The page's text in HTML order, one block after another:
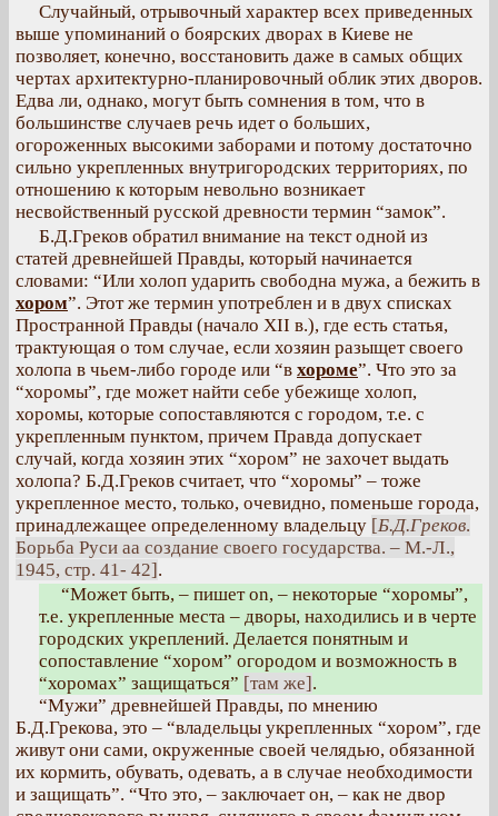
Случайный, отрывочный характер всех приведенных
выше упоминаний о боярских дворах в Киеве не
позволяет, конечно, восстановить даже в самых общих
чертах архитектурно-планировочный облик этих дворов.
Едва ли, однако, могут быть сомнения в том, что в
большинстве случаев речь идет о больших,
огороженных высокими заборами и потому достаточно
сильно укрепленных внутригородских территориях, по
отношению к которым невольно возникает
несвойственный русской древности термин “замок”.
Б.Д.Греков обратил внимание на текст одной из
статей древнейшей Правды, который начинается
словами: “Или холоп ударить свободна мужа, а бежить в
хором”. Этот же термин употреблен и в двух списках
Пространной Правды (начало XII в.), где есть статья,
трактующая о том случае, если хозяин разыщет своего
холопа в чьем-либо городе или “в хороме”. Что это за
“хоромы”, где может найти себе убежище холоп,
хоромы, которые сопоставляются с городом, т.е. с
укрепленным пунктом, причем Правда допускает
случай, когда хозяин этих “хором” не захочет выдать
холопа? Б.Д.Греков считает, что “хоромы” – тоже
укрепленное место, только, очевидно, поменьше города,
принадлежащее определенному владельцу [Б.Д.Греков.
Борьба Руси аа создание своего государства. – М.-Л.,
1945, стр. 41- 42].
“Может быть, – пишет on, – некоторые “хоромы”,
т.е. укрепленные места – дворы, находились и в черте
городских укреплений. Делается понятным и
сопоставление “хором” огородом и возможность в
“хоромах” защищаться” [там же].
“Мужи” древнейшей Правды, по мнению
Б.Д.Грекова, это – “владельцы укрепленных “хором”, где
живут они сами, окруженные своей челядью, обязанной
их кормить, обувать, одевать, а в случае необходимости
и защищать”. “Что это, – заключает он, – как не двор